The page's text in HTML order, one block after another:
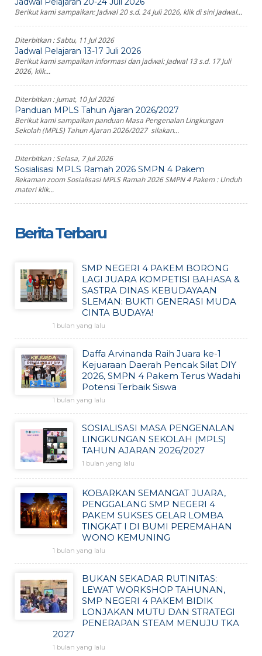
Berikut kami sampaikan: Jadwal 20 s.d. 24 Juli 2026, klik di sini Jadwal...
Diterbitkan :Sabtu, 11 Jul 2026
Jadwal Pelajaran 13-17 Juli 2026
Berikut kami sampaikan informasi dan jadwal: Jadwal 13 s.d. 17 Juli
2026, klik...
Diterbitkan :Jumat, 10 Jul 2026
Panduan MPLS Tahun Ajaran 2026/2027
Berikut kami sampaikan panduan Masa Pengenalan Lingkungan
Sekolah (MPLS) Tahun Ajaran 2026/2027 silakan...
Diterbitkan :Selasa, 7 Jul 2026
Sosialisasi MPLS Ramah 2026 SMPN 4 Pakem
Rekaman zoom Sosialisasi MPLS Ramah 2026 SMPN 4 Pakem : Unduh
materi klik...
Berita Terbaru
SMP NEGERI 4 PAKEM BORONG
LAGI JUARA KOMPETISI BAHASA &
SASTRA DINAS KEBUDAYAAN
SLEMAN: BUKTI GENERASI MUDA
CINTA BUDAYA!
1 bulan yang lalu
Daffa Arvinanda Raih Juara ke-1
Kejuaraan Daerah Pencak Silat DIY
2026, SMPN 4 Pakem Terus Wadahi
Potensi Terbaik Siswa
1 bulan yang lalu
SOSIALISASI MASA PENGENALAN
LINGKUNGAN SEKOLAH (MPLS)
TAHUN AJARAN 2026/2027
1 bulan yang lalu
KOBARKAN SEMANGAT JUARA,
PENGGALANG SMP NEGERI 4
PAKEM SUKSES GELAR LOMBA
TINGKAT I DI BUMI PEREMAHAN
WONO KEMUNING
1 bulan yang lalu
BUKAN SEKADAR RUTINITAS:
LEWAT WORKSHOP TAHUNAN,
SMP NEGERI 4 PAKEM BIDIK
LONJAKAN MUTU DAN STRATEGI
PENERAPAN STEAM MENUJU TKA
2027
1 bulan yang lalu